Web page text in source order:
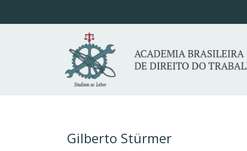
Gilberto Stürmer